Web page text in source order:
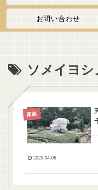
お問い合わせ
ソメイヨシ
家族
2025.04.06